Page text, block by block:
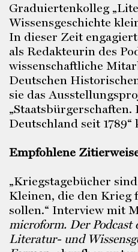
Graduiertenkolleg
Wissensgeschichte
In dieser Zeit
als Redakteurin des
wissenschaftliche
Deutschen
sie das
Deutschland seit
Empfohlene
„Kriegstagebücher
Kleinen, die den Krieg
sollen.“ Interview mit
microform. Der Podcast
Literatur- und